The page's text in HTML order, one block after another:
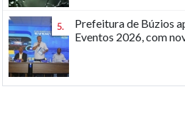
5.
Prefeitura de Búzios
Eventos 2026, com